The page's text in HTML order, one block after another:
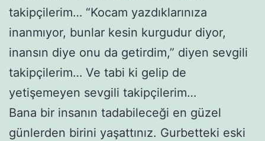
takipçilerim… “Kocam yazdıklarınıza
inanmıyor, bunlar kesin kurgudur diyor,
inansın diye onu da getirdim,” diyen sevgili
takipçilerim… Ve tabi ki gelip de
yetişemeyen sevgili takipçilerim…
Bana bir insanın tadabileceği en güzel
günlerden birini yaşattınız. Gurbetteki eski